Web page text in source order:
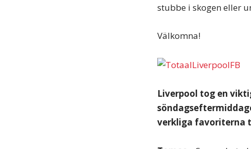
stubbe i skogen eller
Välkomna!
Liverpool tog en
verkliga favoriterna